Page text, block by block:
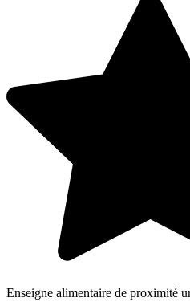
Enseigne alimentaire de proximité